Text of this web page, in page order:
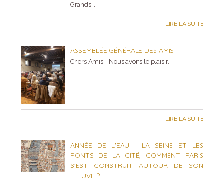
Grands...
LIRE LA SUITE
ASSEMBLÉE GÉNÉRALE DES AMIS
Chers Amis, Nous avons le plaisir...
LIRE LA SUITE
ANNÉE DE L'EAU : LA SEINE ET LES
PONTS DE LA CITÉ, COMMENT PARIS
S’EST CONSTRUIT AUTOUR DE SON
FLEUVE ?